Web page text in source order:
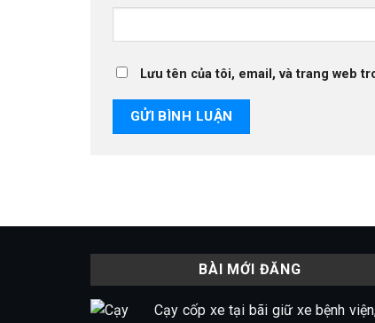
Lưu tên của tôi, email, và trang web
BÀI MỚI ĐĂNG
Cạy cốp xe tại bãi giữ xe bệnh